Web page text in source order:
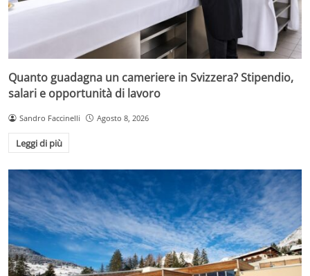
Quanto guadagna un cameriere in Svizzera? Stipendio,
salari e opportunità di lavoro
Sandro Faccinelli Agosto 8, 2026
Leggi di più